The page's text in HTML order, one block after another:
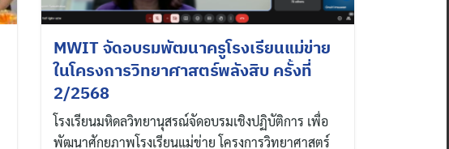
MWIT จัดอบรมพัฒนาครูโรงเรียนแม่ข่าย
ในโครงการวิทยาศาสตร์พลังสิบ ครั้งที่
2/2568
โรงเรียนมหิดลวิทยานุสรณ์จัดอบรมเชิงปฏิบัติการ เพื่อ
พัฒนาศักยภาพโรงเรียนแม่ข่าย โครงการวิทยาศาสตร์